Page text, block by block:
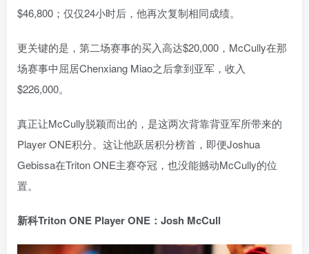
$46,800；仅仅24小时后，他再次复制相同成绩。
更关键的是，第二场赛事的买入高达$20,000，McCully在那
场赛事中屈居Chenxiang Miao之后拿到亚军，收入
$226,000。
真正让McCully脱颖而出的，是这两次背靠背亚军所带来的
Player ONE积分。这让他跃居积分榜首，即便Joshua
Gebissa在Triton ONE主赛夺冠，也没能撼动McCully的位
置。
新科Triton ONE Player ONE：Josh McCull